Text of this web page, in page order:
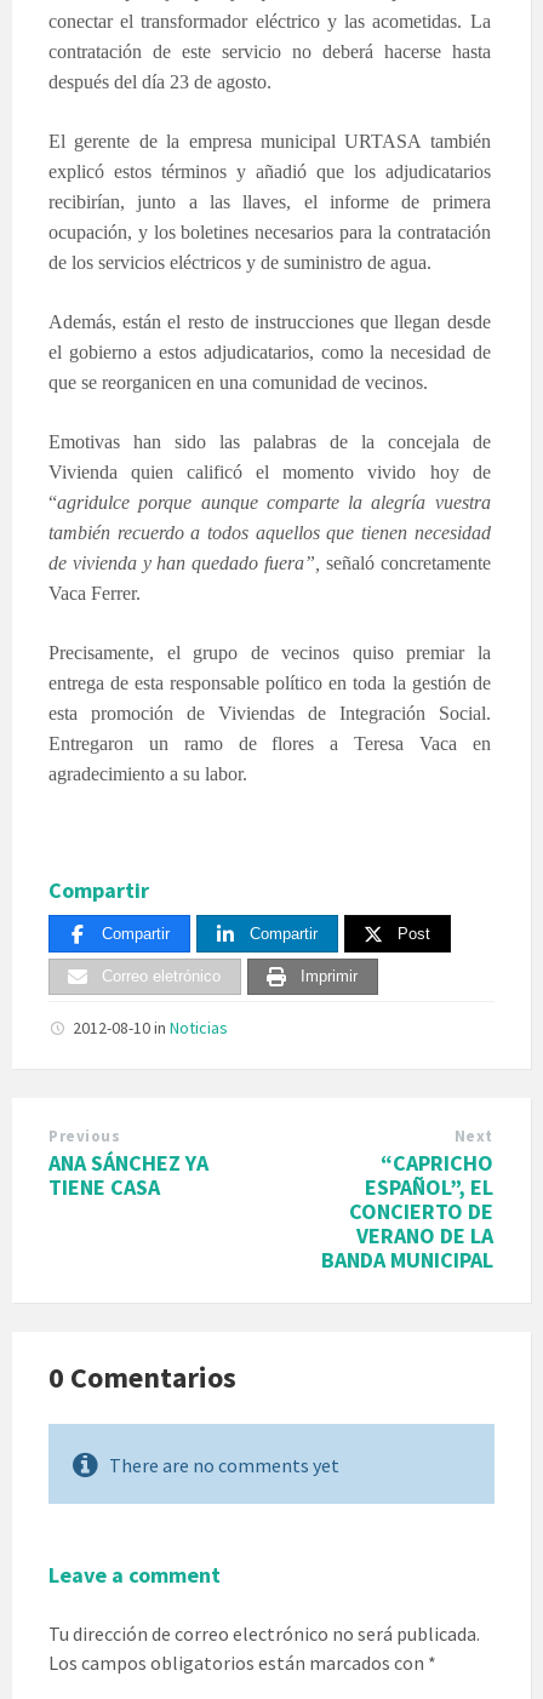
conectar el transformador eléctrico y las acometidas. La
contratación de este servicio no deberá hacerse hasta
después del día 23 de agosto.
El gerente de la empresa municipal URTASA también
explicó estos términos y añadió que los adjudicatarios
recibirían, junto a las llaves, el informe de primera
ocupación, y los boletines necesarios para la contratación
de los servicios eléctricos y de suministro de agua.
Además, están el resto de instrucciones que llegan desde
el gobierno a estos adjudicatarios, como la necesidad de
que se reorganicen en una comunidad de vecinos.
Emotivas han sido las palabras de la concejala de
Vivienda quien calificó el momento vivido hoy de
“agridulce porque aunque comparte la alegría vuestra
también recuerdo a todos aquellos que tienen necesidad
de vivienda y han quedado fuera”, señaló concretamente
Vaca Ferrer.
Precisamente, el grupo de vecinos quiso premiar la
entrega de esta responsable político en toda la gestión de
esta promoción de Viviendas de Integración Social.
Entregaron un ramo de flores a Teresa Vaca en
agradecimiento a su labor.
Compartir
Compartir Compartir Post
Correo eletrónico Imprimir
2012-08-10in Noticias
Previous
ANA SÁNCHEZ YA
TIENE CASA
Next
“CAPRICHO
ESPAÑOL”, EL
CONCIERTO DE
VERANO DE LA
BANDA MUNICIPAL
0 Comentarios
There are no comments yet
Leave a comment
Tu dirección de correo electrónico no será publicada.
Los campos obligatorios están marcados con *